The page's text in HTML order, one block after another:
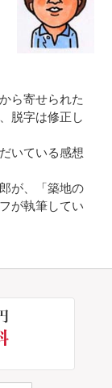
ら寄せられた
脱字は修正し
いている感想
が、「築地の
が執筆してい